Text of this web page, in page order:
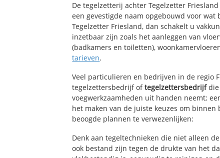
De tegelzetterij achter Tegelzetter
een gevestigde naam opgebouwd voor
Tegelzetter Friesland, dan schakelt u
inzetbaar zijn zoals het aanleggen van
(badkamers en toiletten),
tarieven.
Veel particulieren en bedrijven in de regio
tegelzettersbedrijf oftegelzettersbedrijfdie
voegwerkzaamheden uit handen neemt;
het maken van de juiste keuzes om binnen
beoogde plannen te verwezenlijken:
Denk aan tegeltechnieken die niet alleen
ook bestand zijn tegen de drukte van het